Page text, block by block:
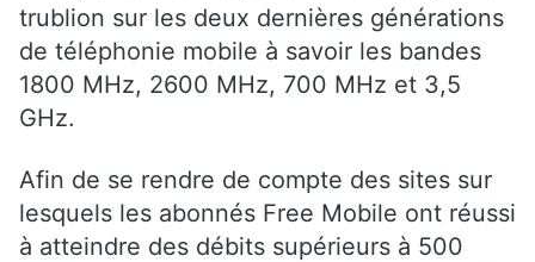
trublion sur les deux dernières générations
de téléphonie mobile à savoir les bandes
1800 MHz, 2600 MHz, 700 MHz et 3,5
GHz.
Afin de se rendre de compte des sites sur
lesquels les abonnés Free Mobile ont réussi
à atteindre des débits supérieurs à 500